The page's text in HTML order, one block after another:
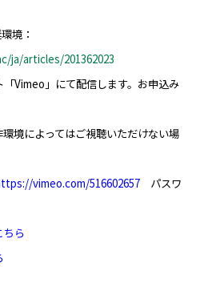
境：
ja/articles/201362023
Vimeo」にて配信します。お申込み
境によってはご視聴いただけない場
vimeo.com/516602657パスワ
ちら